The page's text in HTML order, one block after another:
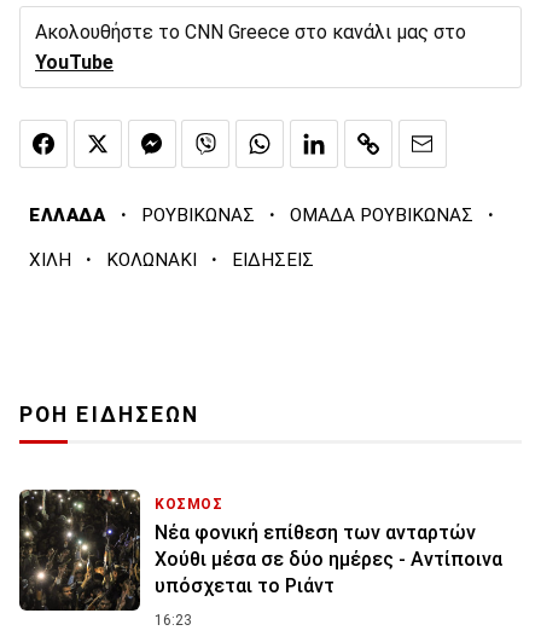
Ακολουθήστε το CNN Greece στο κανάλι μας στο
YouTube
ΕΛΛΑΔΑ · ΡΟΥΒΙΚΩΝΑΣ · ΟΜΑΔΑ ΡΟΥΒΙΚΩΝΑΣ ·
ΧΙΛΗ · ΚΟΛΩΝΑΚΙ · ΕΙΔΗΣΕΙΣ
ΡΟΗ ΕΙΔΗΣΕΩΝ
ΚΟΣΜΟΣ
Νέα φονική επίθεση των ανταρτών
Χούθι μέσα σε δύο ημέρες - Αντίποινα
υπόσχεται το Ριάντ
16:23